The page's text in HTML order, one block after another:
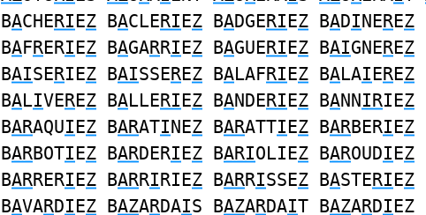
BACHERIEZ BACLERIEZ BADGERIEZ BADINEREZ
BAFRERIEZ BAGARRIEZ BAGUERIEZ BAIGNEREZ
BAISERIEZ BAISSEREZ BALAFRIEZ BALAIEREZ
BALIVEREZ BALLERIEZ BANDERIEZ BANNIRIEZ
BARAQUIEZ BARATINEZ BARATTIEZ BARBERIEZ
BARBOTIEZ BARDERIEZ BARIOLIEZ BAROUDIEZ
BARRERIEZ BARRIRIEZ BARRISSEZ BASTERIEZ
BAVARDIEZ BAZARDAIS BAZARDAIT BAZARDIEZ